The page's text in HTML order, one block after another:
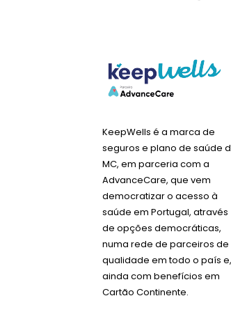
KeepWells é a marca de
seguros e plano de saúde
MC, em parceria com a
AdvanceCare, que vem
democratizar o acesso à
saúde em Portugal, através
de opções democráticas,
numa rede de parceiros de
qualidade em todo o país e,
ainda com benefícios em
Cartão Continente.